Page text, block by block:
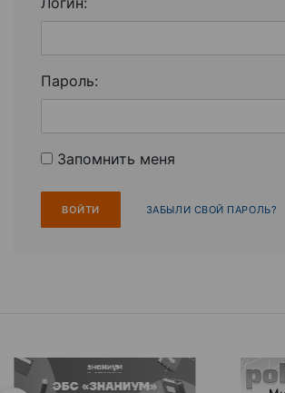
Пароль:
Запомнить меня
ЗАБЫЛИ СВОЙ ПАРОЛЬ?